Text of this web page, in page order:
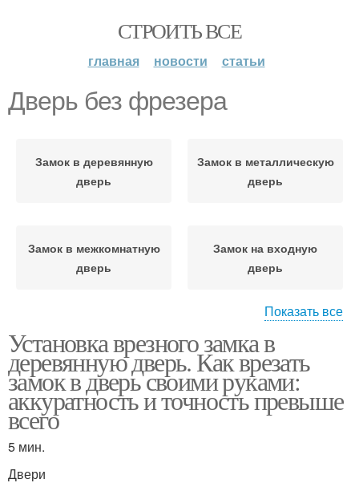
СТРОИТЬ ВСЕ
главная новости статьи
Дверь без фрезера
Замок в деревянную
дверь
Замок в металлическую
дверь
Замок в межкомнатную
дверь
Замок на входную
дверь
Железная дверь Межкомнатные двери
Дверь с ручкой
Показать все
Установка врезного замка в
деревянную дверь. Как врезать
замок в дверь своими руками:
аккуратность и точность превыше
всего
5 мин.
Двери